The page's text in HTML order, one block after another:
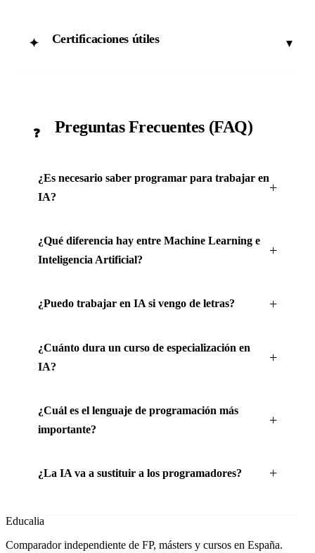
✦ Certificaciones útiles ▾
❓ Preguntas Frecuentes (FAQ)
¿Es necesario saber programar para trabajar en
IA?
¿Qué diferencia hay entre Machine Learning e
Inteligencia Artificial?
¿Puedo trabajar en IA si vengo de letras?
¿Cuánto dura un curso de especialización en
IA?
¿Cuál es el lenguaje de programación más
importante?
¿La IA va a sustituir a los programadores?
Educalia
Comparador independiente de FP, másters y cursos en España.